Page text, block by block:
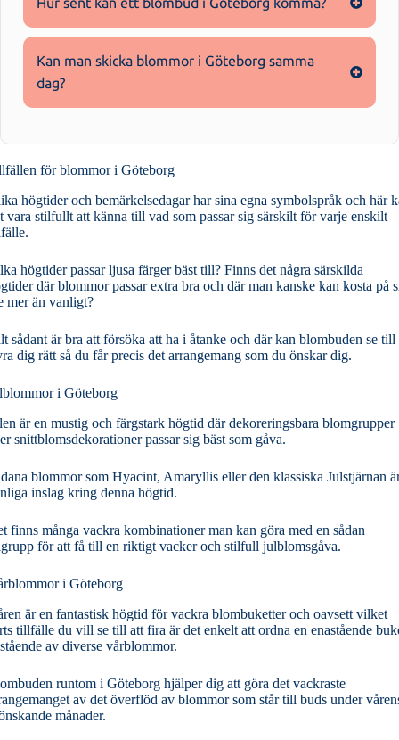
Kan man skicka blommor i Göteborg samma
dag?
för blommor i Göteborg
högtider och bemärkelsedagar har sina egna symbolspråk och här
vara stilfullt att känna till vad som passar sig särskilt för varje enskilt
högtider passar ljusa färger bäst till? Finns det några särskilda
där blommor passar extra bra och där man kanske kan kosta på
mer än vanligt?
sådant är bra att försöka att ha i åtanke och där kan blombuden se till
dig rätt så du får precis det arrangemang som du önskar dig.
i Göteborg
är en mustig och färgstark högtid där dekoreringsbara blomgrupper
snittblomsdekorationer passar sig bäst som gåva.
blommor som Hyacint, Amaryllis eller den klassiska Julstjärnan
inslag kring denna högtid.
finns många vackra kombinationer man kan göra med en sådan
för att få till en riktigt vacker och stilfull julblomsgåva.
i Göteborg
är en fantastisk högtid för vackra blombuketter och oavsett vilket
tillfälle du vill se till att fira är det enkelt att ordna en enastående
av diverse vårblommor.
runtom i Göteborg hjälper dig att göra det vackraste
av det överflöd av blommor som står till buds under
månader.